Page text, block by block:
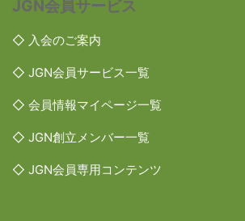
JGN会員サービス
◇ 入会のご案内
◇ JGN会員サービス一覧
◇ 会員情報マイページ一覧
◇ JGN創立メンバー一覧
◇ JGN会員専用コンテンツ